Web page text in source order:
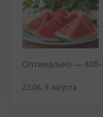
Оптимально —
23:06, 9 августа